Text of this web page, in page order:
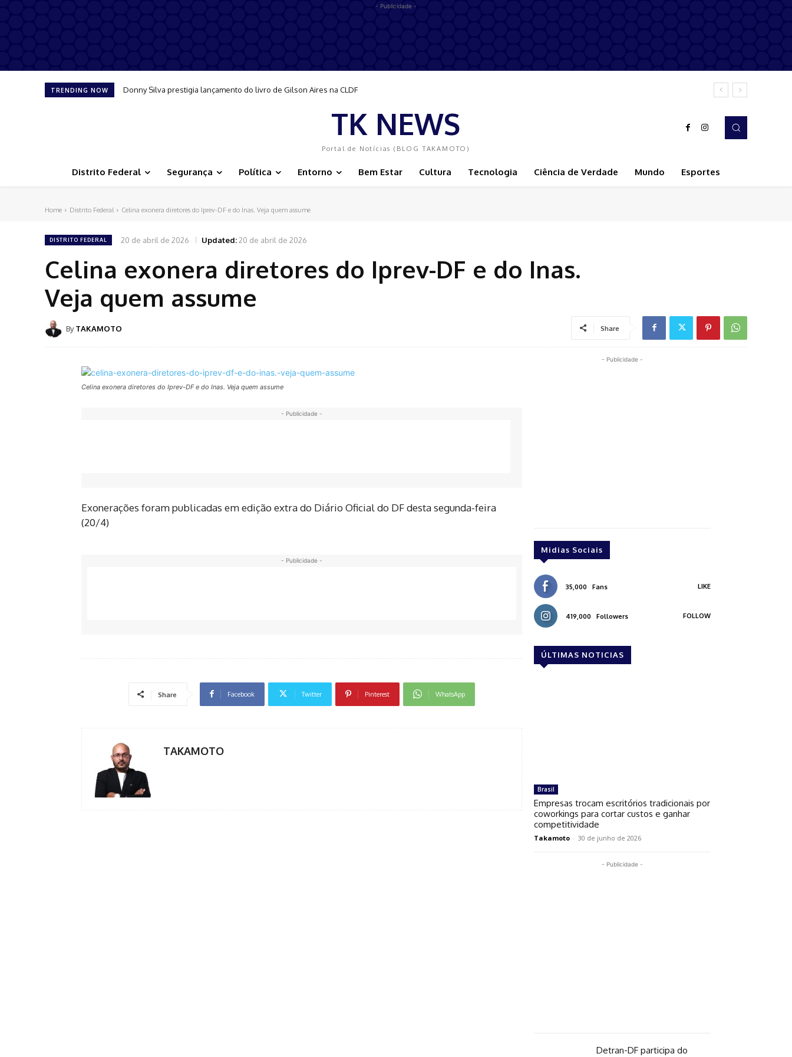
- Publicidade -
TRENDING NOW Donny Silva prestigia lançamento do livro de Gilson Aires na CLDF
Festa junina da Psiquiatria do Base promove acolhimento, integração e ajuda a reduzir estigmas
TK NEWS
Portal de Notícias (BLOG TAKAMOTO)
Distrito Federal Segurança Política Entorno Bem Estar Cultura Tecnologia Ciência de Verdade Mundo Esportes
Home Distrito Federal Celina exonera diretores do Iprev-DF e do Inas. Veja quem assume
DISTRITO FEDERAL 20 de abril de 2026 Updated:20 de abril de 2026
Celina exonera diretores do Iprev-DF e do Inas.
Veja quem assume
By TAKAMOTO Share
Celina exonera diretores do Iprev-DF e do Inas. Veja quem assume
- Publicidade -
Exonerações foram publicadas em edição extra do Diário Oficial do DF desta segunda-feira
(20/4)
- Publicidade -
Share Facebook Twitter Pinterest WhatsApp
TAKAMOTO
- Publicidade -
Midias Sociais
35,000 Fans LIKE
419,000 Followers FOLLOW
ÚLTIMAS NOTICIAS
Brasil
Empresas trocam escritórios tradicionais por
coworkings para cortar custos e ganhar
competitividade
Takamoto - 30 de junho de 2026
- Publicidade -
Detran-DF participa do